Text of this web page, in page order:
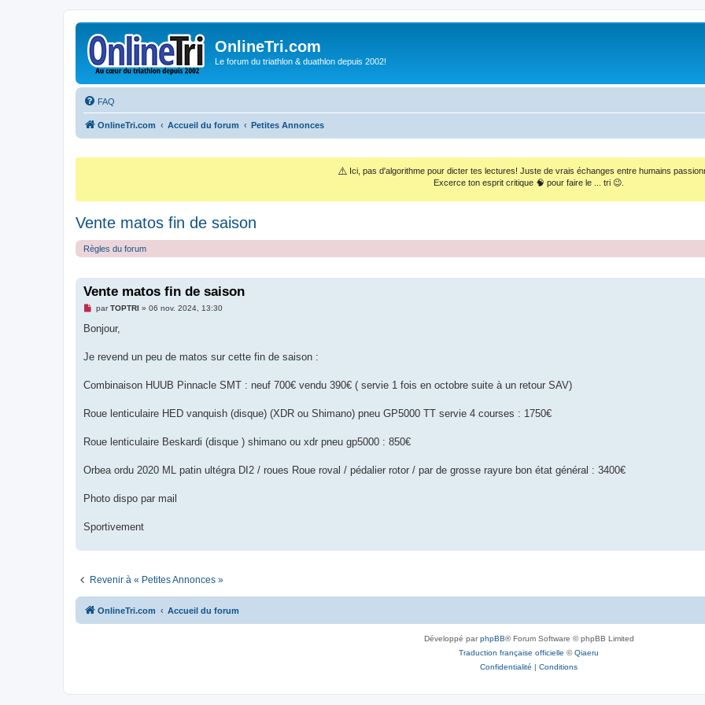
OnlineTri.com
Le forum du triathlon & duathlon depuis 2002!
FAQ
OnlineTri.com Accueil du forum Petites Annonces
⚠️ Ici, pas d'algorithme pour dicter tes lectures! Juste de vrais échanges entre humains
Excerce ton esprit critique 🧠 pour faire le ... tri 😉.
Vente matos fin de saison
Règles du forum
Vente matos fin de saison
M
s
g
o
u
parTOPTRI » 06 nov. 2024, 13:30
Bonjour,
Je revend un peu de matos sur cette fin de saison :
Combinaison HUUB Pinnacle SMT : neuf 700€ vendu 390€ ( servie 1 fois en octobre suite à un retour SAV)
Roue lenticulaire HED vanquish (disque) (XDR ou Shimano) pneu GP5000 TT servie 4 courses : 1750€
Roue lenticulaire Beskardi (disque ) shimano ou xdr pneu gp5000 : 850€
Orbea ordu 2020 ML patin ultégra DI2 / roues Roue roval / pédalier rotor / par de grosse rayure bon état général : 3400€
Photo dispo par mail
Sportivement
Revenir à « Petites Annonces »
OnlineTri.com Accueil du forum
Développé parphpBB® Forum Software © phpBB Limited
Traduction française officielle ©Qiaeru
Confidentialité | Conditions